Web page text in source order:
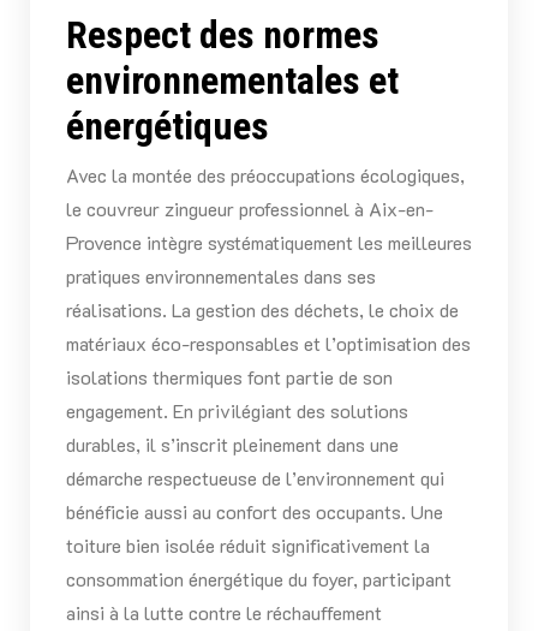
Respect des normes
environnementales et
énergétiques
Avec la montée des préoccupations écologiques,
le couvreur zingueur professionnel à Aix-en-
Provence intègre systématiquement les meilleures
pratiques environnementales dans ses
réalisations. La gestion des déchets, le choix de
matériaux éco-responsables et l’optimisation des
isolations thermiques font partie de son
engagement. En privilégiant des solutions
durables, il s’inscrit pleinement dans une
démarche respectueuse de l’environnement qui
bénéficie aussi au confort des occupants. Une
toiture bien isolée réduit significativement la
consommation énergétique du foyer, participant
ainsi à la lutte contre le réchauffement